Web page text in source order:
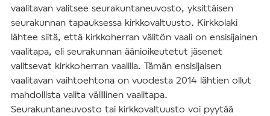
vaalitavan valitsee seurakuntaneuvosto, yksittäisen
seurakunnan tapauksessa kirkkovaltuusto. Kirkkolaki
lähtee siitä, että kirkkoherran välitön vaali on ensisijainen
vaalitapa, eli seurakunnan äänioikeutetut jäsenet
valitsevat kirkkoherran vaalilla. Tämän ensisijaisen
vaalitavan vaihtoehtona on vuodesta 2014 lähtien ollut
mahdollista valita välillinen vaalitapa.
Seurakuntaneuvosto tai kirkkovaltuusto voi pyytää